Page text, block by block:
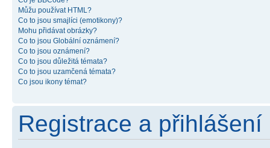
Můžu používat HTML?
Co to jsou smajlíci (emotikony)?
Mohu přidávat obrázky?
Co to jsou Globální oznámení?
Co to jsou oznámení?
Co to jsou důležitá témata?
Co to jsou uzamčená témata?
Co jsou ikony témat?
Registrace a přihlášení